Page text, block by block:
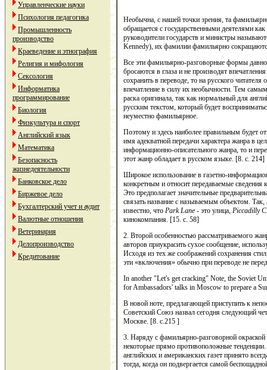
Управленческие науки
Психология педагогика
Промышленность
производство
Краеведение и этнография
Религия и мифология
Сексология
Информатика
программирование
Биология
Физкультура и спорт
Английский язык
Математика
Безопасность
жизнедеятельности
Банковское дело
Биржевое дело
Бухгалтерский учет и аудит
Валютные отношения
Ветеринария
Делопроизводство
Кредитование
Необычна, с нашей точки зрения, та
об­ращается с государственными деятелями
руководители государств и министры
Kennedy), их фамилии фамильярно
Все эти фамильярно-разговорные формы
бро­саются в глаза и не производят
сохранить в пере­воде, то на русского читателя
впечатление в силу их необычности. Тем
раска оригинала, так как нормальный для
русским текстом, который будет
неуместно фамильярное.
Поэтому и здесь наиболее правильным будет
имя адекватной передачи характера жанра в
информационно-описательного жанра, то и
этот жанр обладает в русском языке. [8. c. 214]
Широкое использование в газетно-
конкретным и относит передаваемые
Это предполагает значительные
связать название с называемым объектом.
известно, что Park Lane - это улица, Piccadilly
кинокомпания. [15. c. 58]
2. Второй особенностью рассматриваемого
авторов при­украсить сухое сообщение,
Исходя из тех же соображений сохранения
эти «включения» обычно при переводе не
In another "Let's get cracking" Note, the Soviet
for Ambassadors' talks in Moscow to prepare a
В новой ноте, предлагающей приступить к
Совет­ский Союз назвал сегодня следующий
Москве. [8. c.215 ]
3. Наряду с фамильярно-разговорной
некоторые прямо противоположные
английских и американских газет принято
тогда, когда он подвергается caмой